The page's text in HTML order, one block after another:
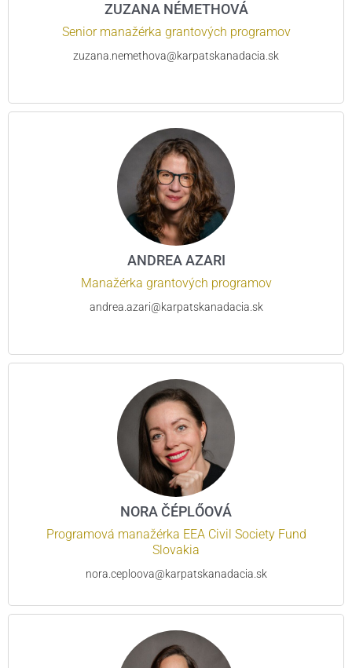
ZUZANA NÉMETHOVÁ
Senior manažérka grantových programov
zuzana.nemethova@karpatskanadacia.sk
ANDREA AZARI
Manažérka grantových programov
andrea.azari@karpatskanadacia.sk
NORA ČÉPLŐOVÁ
Programová manažérka EEA Civil Society Fund
Slovakia
nora.ceploova@karpatskanadacia.sk